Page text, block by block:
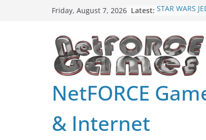
Friday, August 7, 2026 Latest: STAR WARS
Age of
Fornite
Alerta: Doom
NetFORCE
& Internet